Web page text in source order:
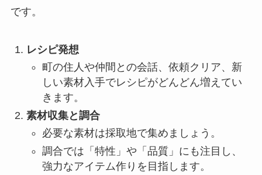
です。
レシピ発想
町の住人や仲間との会話、依頼クリア、新
しい素材入手でレシピがどんどん増えてい
きます。
素材収集と調合
必要な素材は採取地で集めましょう。
調合では「特性」や「品質」にも注目し、
強力なアイテム作りを目指します。